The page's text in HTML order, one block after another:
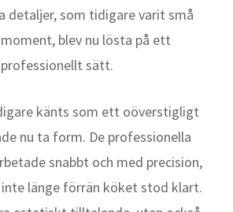
detaljer, som tidigare varit små
blev nu lösta på ett
professionellt sätt.
känts som ett oöverstigligt
nu ta form. De professionella
snabbt och med precision,
länge förrän köket stod klart.